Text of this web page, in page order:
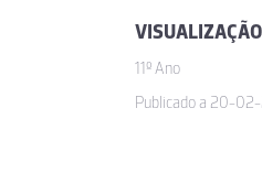
11º Ano
Publicado a 20-